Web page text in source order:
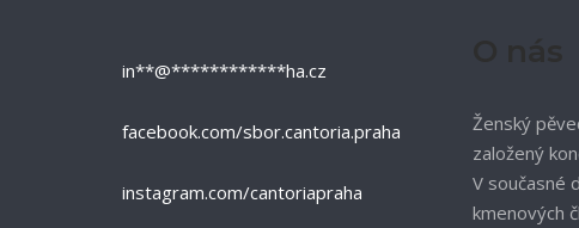
in**@************ha.cz
facebook.com/sbor.cantoria.praha
instagram.com/cantoriapraha
Ženský
založený
V současné
kmenových